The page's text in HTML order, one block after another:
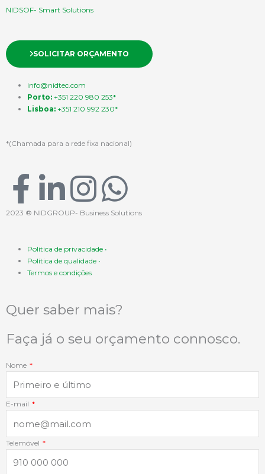
NIDSOF- Smart Solutions
SOLICITAR ORÇAMENTO
info@nidtec.com
Porto: +351 220 980 253*
Lisboa: +351 210 992 230*
*(Chamada para a rede fixa nacional)
F
a
c
e
b
o
o
k
-
f
L
i
n
k
e
d
i
n
-
i
I
n
s
t
a
g
r
a
m
W
h
s
a
p
p
2023 ® NIDGROUP- Business Solutions
Política de privacidade •
Política de qualidade •
Termos e condições
Quer saber mais?
Faça já o seu orçamento connosco.
Nome
E-mail
Telemóvel